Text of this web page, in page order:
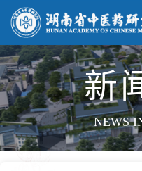
新
NEWS